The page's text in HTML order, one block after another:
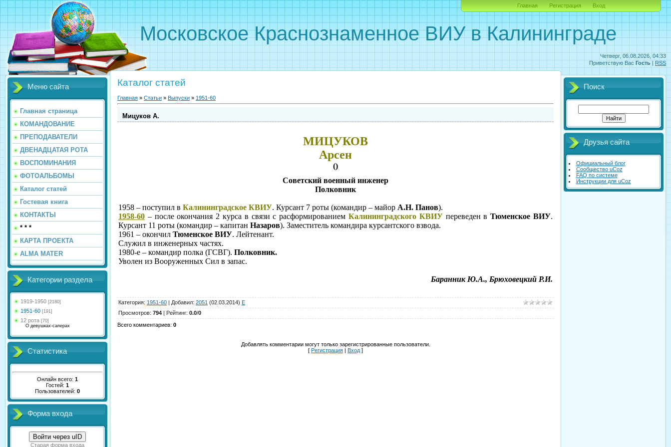
Четверг, 06.08.2026, 04:33
Приветствую Вас Гость | RSS
Московское Краснознаменное ВИУ в Калининграде
Главная Регистрация Вход
Меню сайта
Главная страница
КОМАНДОВАНИЕ
ПРЕПОДАВАТЕЛИ
ДВЕНАДЦАТАЯ РОТА
ВОСПОМИНАНИЯ
ФОТОАЛЬБОМЫ
Каталог статей
Гостевая книга
КОНТАКТЫ
* * *
КАРТА ПРОЕКТА
ALMA MATER
Категории раздела
1919-1950 [2180]
1951-60 [191]
12 рота [70]
О девушках-саперах
Статистика
Онлайн всего: 1
Гостей: 1
Пользователей: 0
Форма входа
Войти через uID
Старая форма входа
Каталог статей
Главная » Статьи » Выпуски » 1951-60
Мицуков А.
МИЦУКОВ
Арсен
()
Советский военный инженер
Полковник
1958 – поступил в Калининградское КВИУ. Курсант 7 роты (командир – майор А.Н. Панов).
1958-60 – после окончания 2 курса в связи с расформированием Калининградского КВИУ переведен вТюменское ВИУ.
Курсант 11 роты (командир – капитан Назаров). Заместитель командира курсантского взвода.
1961 – окончил Тюменское ВИУ. Лейтенант.
Служил в инженерных частях.
1980-е – командир полка (ГСВГ). Полковник.
Уволен из Вооруженных Сил в запас.
Баранник Ю.А., Брюховецкий Р.И.
Категория: 1951-60 | Добавил: 2051 (02.03.2014) E
Просмотров: 794 | Рейтинг: 0.0/0
Всего комментариев: 0
Добавлять комментарии могут только зарегистрированные пользователи.
[ Регистрация | Вход ]
Поиск
Друзья сайта
Официальный блог
Сообщество uCoz
FAQ по системе
Инструкции для uCoz